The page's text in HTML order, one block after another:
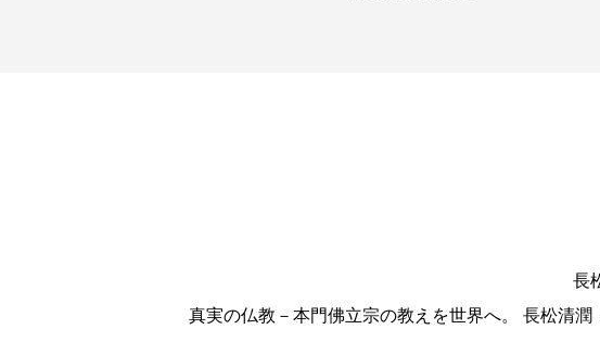
長
真実の仏教－本門佛立宗の教えを世界へ。 長松清潤